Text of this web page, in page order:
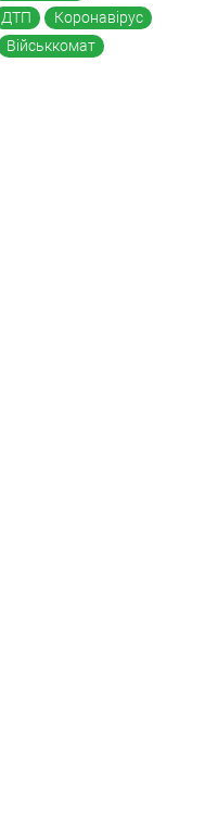
ДТП
Коронавірус
Військкомат